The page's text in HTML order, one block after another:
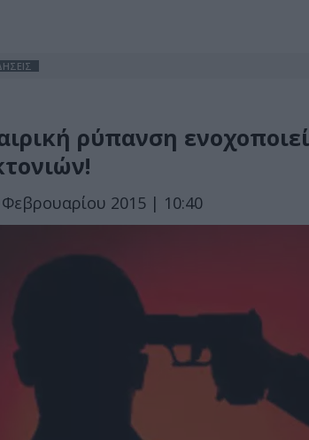
ρύπανση
Φεβρουαρίου 2015 | 10:40